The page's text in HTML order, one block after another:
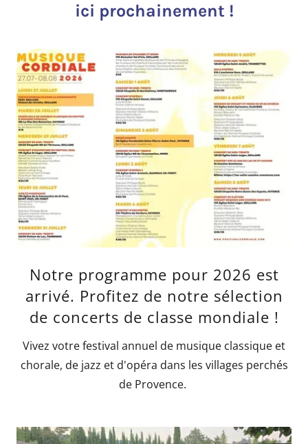
ici prochainement !
Notre programme pour 2026 est
arrivé. Profitez de notre sélection
de concerts de classe mondiale !
Vivez votre festival annuel de musique classique et
chorale, de jazz et d'opéra dans les villages perchés
de Provence.